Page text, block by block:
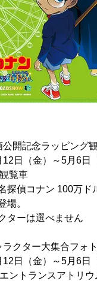
公開記念ラッピング
日（金）～5月6日
覧車
探偵コナン 100万
場。
ターは選べません
ラクター大集合フォ
日（金）～5月6日
ントランスアトリウ